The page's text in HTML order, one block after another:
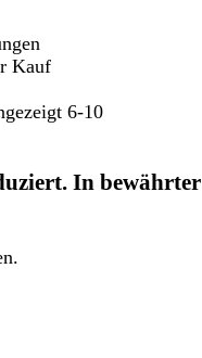
Kauf
6-10
In bewährter